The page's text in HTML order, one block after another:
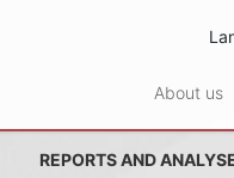
About us
REPORTS AND